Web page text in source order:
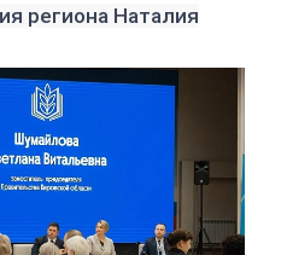
региона Наталия